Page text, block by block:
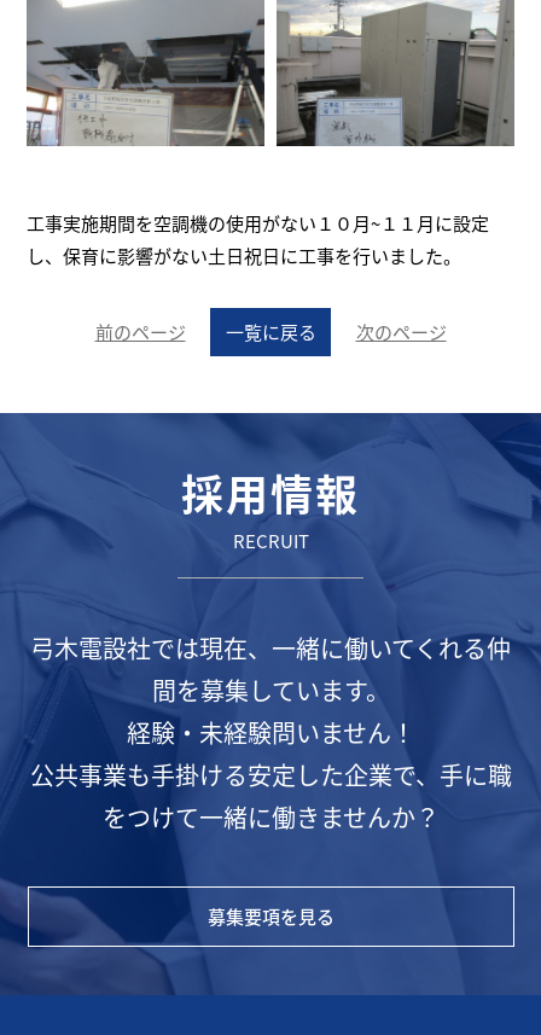
工事実施期間を空調機の使用がない１０月~１１月に設定
し、保育に影響がない土日祝日に工事を行いました。
前のページ 一覧に戻る 次のページ
採用情報
RECRUIT
弓木電設社では現在、一緒に働いてくれる仲
間を募集しています。
経験・未経験問いません！
公共事業も手掛ける安定した企業で、手に職
をつけて一緒に働きませんか？
募集要項を見る